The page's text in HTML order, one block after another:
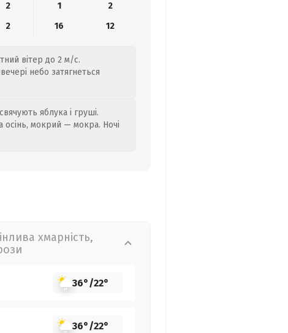
2 1
2
2 16 12
вітер до 2 м/с.
небо затягнеться
яблука і груші.
мокрий — мокра. Ночі
хмарність,
36°/22°
36°/22°